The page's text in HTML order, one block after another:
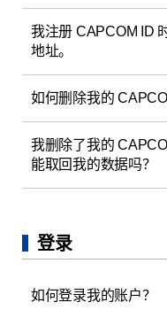
我注册 CAPCOM ID
地址。
如何删除我的
我删除了我的
能取回我的数据吗？
登录
如何登录我的账户？